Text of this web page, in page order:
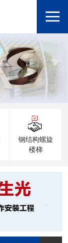
钢结构螺旋
楼梯